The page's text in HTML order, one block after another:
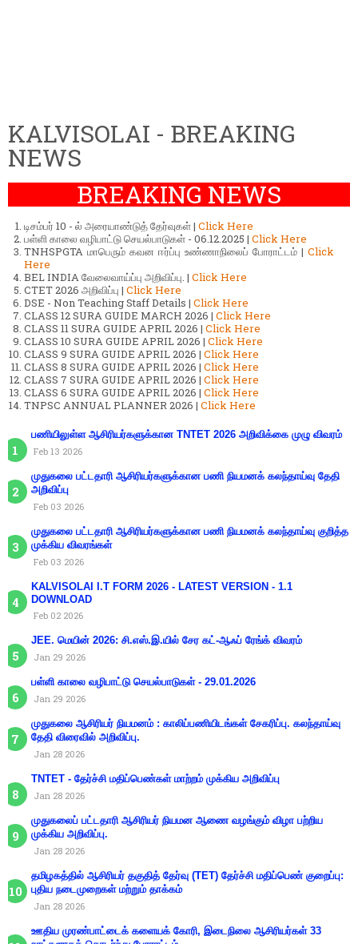
KALVISOLAI - BREAKING
NEWS
BREAKING NEWS
டிசம்பர் 10 - ல் அரையாண்டுத் தேர்வுகள் | Click Here
பள்ளி காலை வழிபாட்டு செயல்பாடுகள் - 06.12.2025 | Click Here
TNHSPGTA மாபெரும் கவன ஈர்ப்பு உண்ணாநிலைப் போராட்டம் | Click
Here
BEL INDIA வேலைவாய்ப்பு அறிவிப்பு. | Click Here
CTET 2026 அறிவிப்பு | Click Here
DSE - Non Teaching Staff Details | Click Here
CLASS 12 SURA GUIDE MARCH 2026 | Click Here
CLASS 11 SURA GUIDE APRIL 2026 | Click Here
CLASS 10 SURA GUIDE APRIL 2026 | Click Here
CLASS 9 SURA GUIDE APRIL 2026 | Click Here
CLASS 8 SURA GUIDE APRIL 2026 | Click Here
CLASS 7 SURA GUIDE APRIL 2026 | Click Here
CLASS 6 SURA GUIDE APRIL 2026 | Click Here
TNPSC ANNUAL PLANNER 2026 | Click Here
பணியிலுள்ள ஆசிரியர்களுக்கான TNTET 2026 அறிவிக்கை முழு விவரம்
Feb 13 2026
முதுகலை பட்டதாரி ஆசிரியர்களுக்கான பணி நியமனக் கலந்தாய்வு தேதி
அறிவிப்பு
Feb 03 2026
முதுகலை பட்டதாரி ஆசிரியர்களுக்கான பணி நியமனக் கலந்தாய்வு குறித்த
முக்கிய விவரங்கள்
Feb 03 2026
KALVISOLAI I.T FORM 2026 - LATEST VERSION - 1.1
DOWNLOAD
Feb 02 2026
JEE. மெயின் 2026: சி.எஸ்.இ.யில் சேர கட்-ஆஃப் ரேங்க் விவரம்
Jan 29 2026
பள்ளி காலை வழிபாட்டு செயல்பாடுகள் - 29.01.2026
Jan 29 2026
முதுகலை ஆசிரியர் நியமனம் : காலிப்பணியிடங்கள் சேகரிப்பு. கலந்தாய்வு
தேதி விரைவில் அறிவிப்பு.
Jan 28 2026
TNTET - தேர்ச்சி மதிப்பெண்கள் மாற்றம் முக்கிய அறிவிப்பு
Jan 28 2026
முதுகலைப் பட்டதாரி ஆசிரியர் நியமன ஆணை வழங்கும் விழா பற்றிய
முக்கிய அறிவிப்பு.
Jan 28 2026
தமிழகத்தில் ஆசிரியர் தகுதித் தேர்வு (TET) தேர்ச்சி மதிப்பெண் குறைப்பு:
புதிய நடைமுறைகள் மற்றும் தாக்கம்
Jan 28 2026
ஊதிய முரண்பாட்டைக் களையக் கோரி, இடைநிலை ஆசிரியர்கள் 33